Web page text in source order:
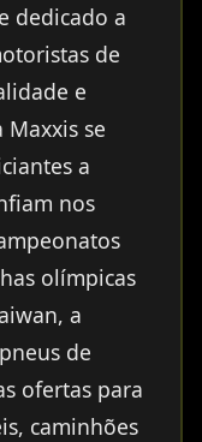
dedicado a
de
e
se
a
nos
olímpicas
a
de
ofertas para
caminhões